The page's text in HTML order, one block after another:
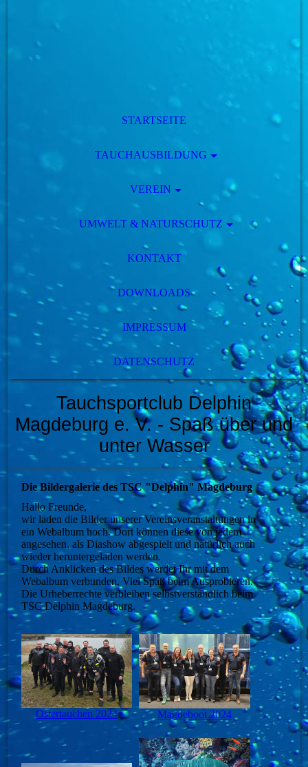
STARTSEITE
TAUCHAUSBILDUNG
VEREIN
UMWELT & NATURSCHUTZ
KONTAKT
DOWNLOADS
IMPRESSUM
DATENSCHUTZ
Tauchsportclub Delphin
Magdeburg e. V. - Spaß über und
unter Wasser
Die Bildergalerie des TSC "Delphin" Magdeburg
Hallo Freunde,
wir laden die Bilder unserer Vereinsveranstaltungen in
ein Webalbum hoch. Dort können diese von jedem
angesehen, als Diashow abgespielt und natürlich auch
wieder heruntergeladen werden.
Durch Anklicken des Bildes werdet Ihr mit dem
Webalbum verbunden. Viel Spaß beim Ausprobieren.
Die Urheberrechte verbleiben selbstverständlich beim
TSC Delphin Magdeburg.
Ostertauchen 2024 Magdeboot 2024